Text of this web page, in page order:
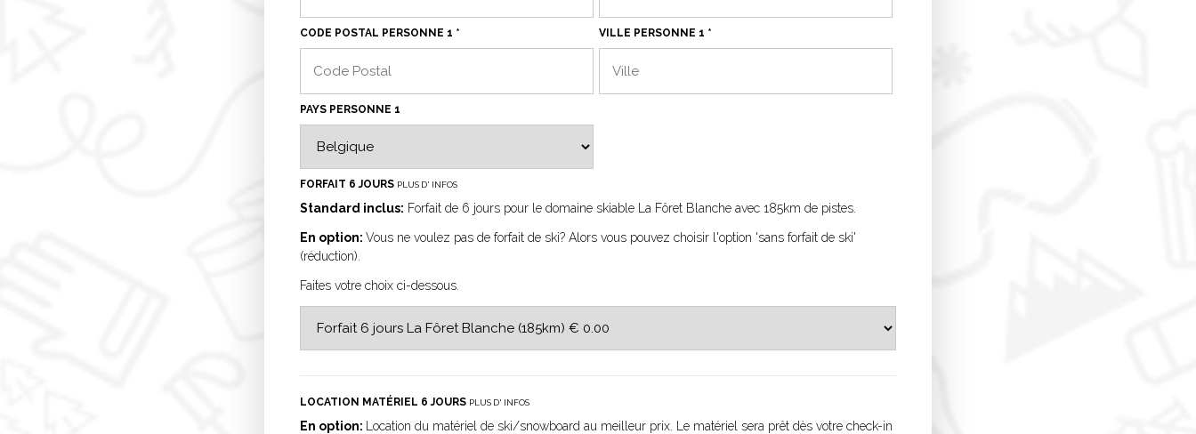
CODE POSTAL PERSONNE 1 * VILLE PERSONNE 1 *
PAYS PERSONNE 1
FORFAIT 6 JOURS PLUS D' INFOS
Standard inclus: Forfait de 6 jours pour le domaine skiable La Fôret Blanche avec 185km de pistes.
En option: Vous ne voulez pas de forfait de ski? Alors vous pouvez choisir l'option 'sans forfait de ski'
(réduction).
Faites votre choix ci-dessous.
LOCATION MATÉRIEL 6 JOURS PLUS D' INFOS
En option:
Location du matériel de ski/snowboard au meilleur prix. Le matériel sera prêt dès votre check-in